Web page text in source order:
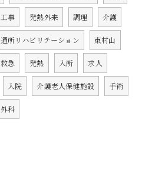
工事 発熱外来 調理 介護
通所リハビリテーション 東村山
救急 発熱 入所 求人
入院 介護老人保健施設 手術
外科